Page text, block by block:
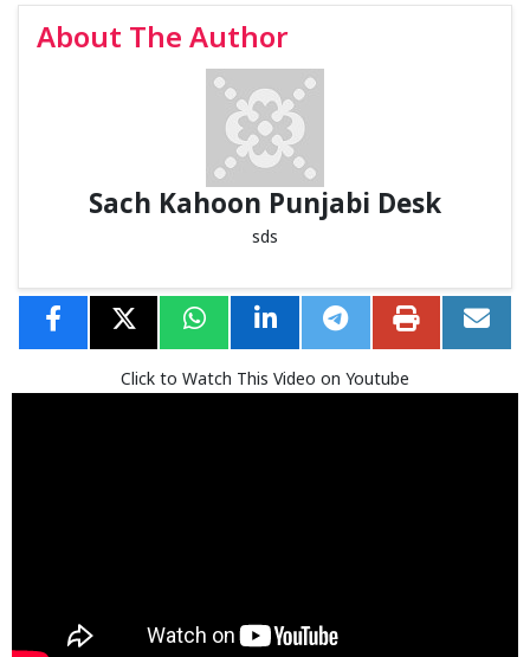
About The Author
Sach Kahoon Punjabi Desk
sds
Click to Watch This Video on Youtube